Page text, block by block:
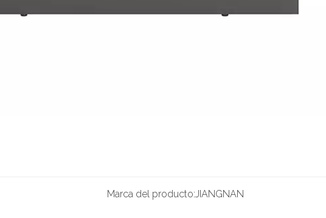
Marca del producto:JIANGNAN